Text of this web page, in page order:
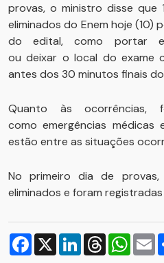
provas, o ministro disse que
eliminados do Enem hoje (10)
do edital, como portar
ou deixar o local do exame
antes dos 30 minutos finais
Quanto às ocorrências,
como emergências
estão entre as situações
No primeiro dia de
eliminados e foram
Facebook
X LinkedInThreads